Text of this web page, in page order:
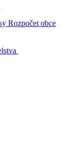
Rozpočet obce